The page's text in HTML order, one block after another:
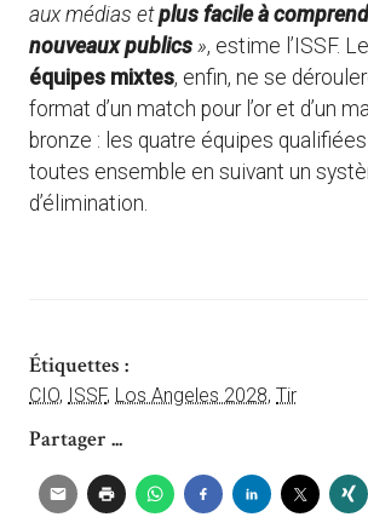
aux médias etplus facile à
nouveaux publics », estime l’ISSF.
équipes mixtes, enfin, ne se
format d’un match pour l’or et d’un
bronze : les quatre équipes
toutes ensemble en suivant un
d’élimination.
Étiquettes :
CIO, ISSF, Los Angeles 2028, Tir
Partager ...